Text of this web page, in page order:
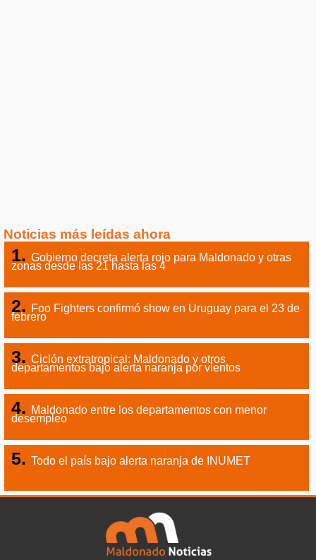
Noticias más leídas ahora
Gobierno decreta alerta rojo para Maldonado y otras
zonas desde las 21 hasta las 4
Foo Fighters confirmó show en Uruguay para el 23 de
febrero
Ciclón extratropical: Maldonado y otros
departamentos bajo alerta naranja por vientos
Maldonado entre los departamentos con menor
desempleo
Todo el país bajo alerta naranja de INUMET